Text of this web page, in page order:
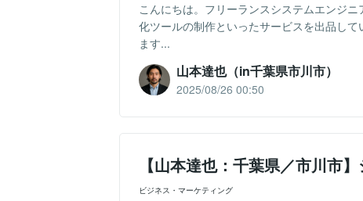
こんにちは。フリーランスシステムエンジ
化ツールの制作といったサービスを出品し
ます...
山本達也（in千葉県市川市）
2025/08/26 00:50
【山本達也：千葉県／市川市
ビジネス・マーケティング